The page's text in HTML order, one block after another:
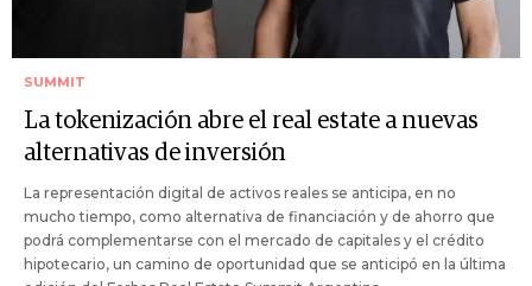
SUMMIT
La tokenización abre el real estate a nuevas
alternativas de inversión
La representación digital de activos reales se anticipa, en no
mucho tiempo, como alternativa de financiación y de ahorro que
podrá complementarse con el mercado de capitales y el crédito
hipotecario, un camino de oportunidad que se anticipó en la última